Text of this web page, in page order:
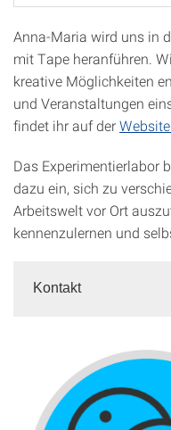
Anna-Maria wird uns in
mit Tape heranführen.
kreative Möglichkeiten
und Veranstaltungen
findet ihr auf der
Das Experimentierlabor
dazu ein, sich zu
Arbeitswelt vor Ort
kennenzulernen und
Kontakt